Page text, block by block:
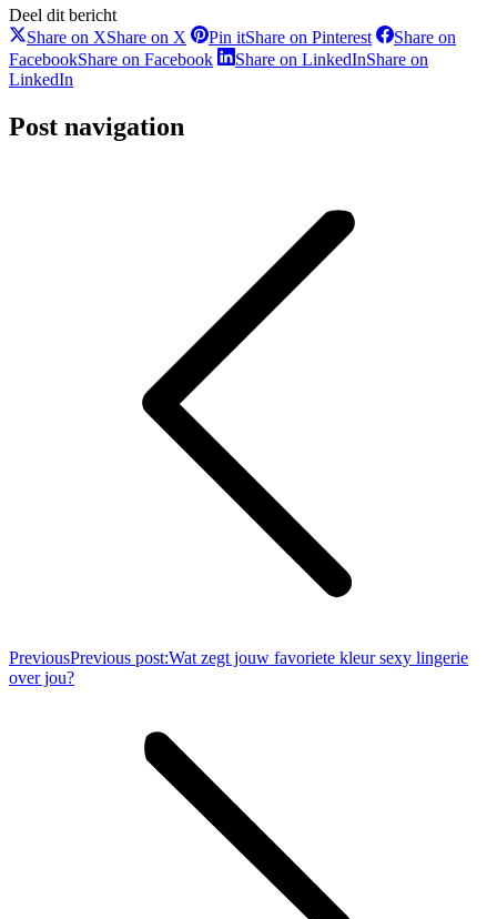
Deel dit bericht
Share on XShare on X Pin itShare on Pinterest
Share on
FacebookShare on Facebook Share on LinkedInShare on
LinkedIn
Post navigation
PreviousPrevious post:Wat zegt jouw favoriete kleur sexy lingerie
over jou?